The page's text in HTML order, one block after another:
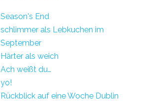
Season's End
schlimmer als Lebkuchen im
September
Härter als weich
Ach weißt du…
yo!
Rückblick auf eine Woche Dublin